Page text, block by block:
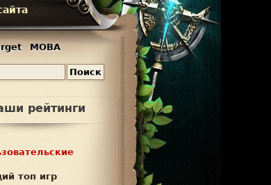
MOBA
рейтинги
топ игр